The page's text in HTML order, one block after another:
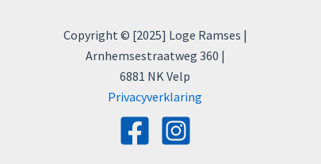
Copyright © [2025] Loge Ramses |
Arnhemsestraatweg 360 |
6881 NK Velp
Privacyverklaring